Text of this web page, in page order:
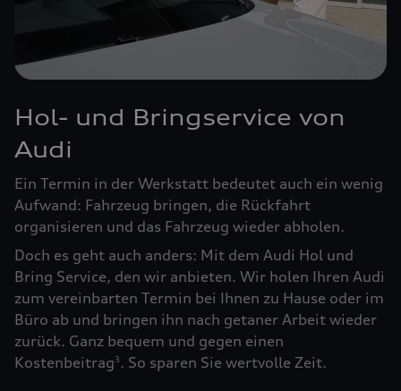
Hol- und Bringservice von
Audi
Ein Termin in der Werkstatt bedeutet auch ein wenig
Aufwand: Fahrzeug bringen, die Rückfahrt
organisieren und das Fahrzeug wieder abholen.
Doch es geht auch anders: Mit dem Audi Hol und
Bring Service, den wir anbieten. Wir holen Ihren Audi
zum vereinbarten Termin bei Ihnen zu Hause oder im
Büro ab und bringen ihn nach getaner Arbeit wieder
zurück. Ganz bequem und gegen einen
Kostenbeitrag3. So sparen Sie wertvolle Zeit.